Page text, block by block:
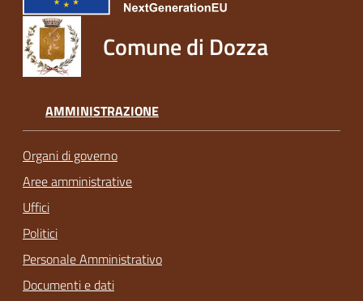
Comune di Dozza
AMMINISTRAZIONE
Organi di governo
Aree amministrative
Uffici
Politici
Personale Amministrativo
Documenti e dati